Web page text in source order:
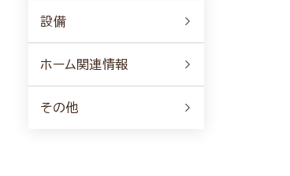
設備
ホーム関連情報
その他